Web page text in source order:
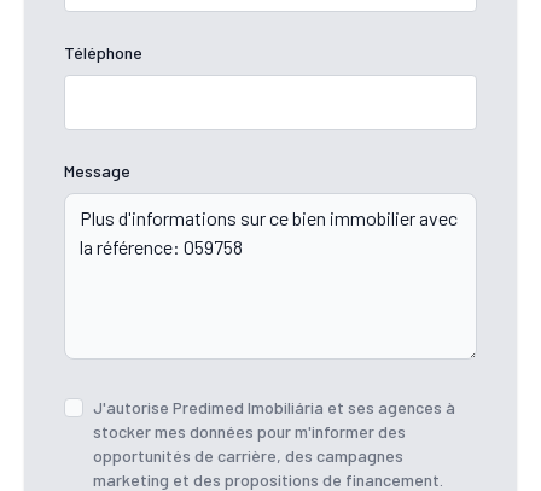
Téléphone
Message
J'autorise Predimed Imobiliária et ses agences à
stocker mes données pour m'informer des
opportunités de carrière, des campagnes
marketing et des propositions de financement.